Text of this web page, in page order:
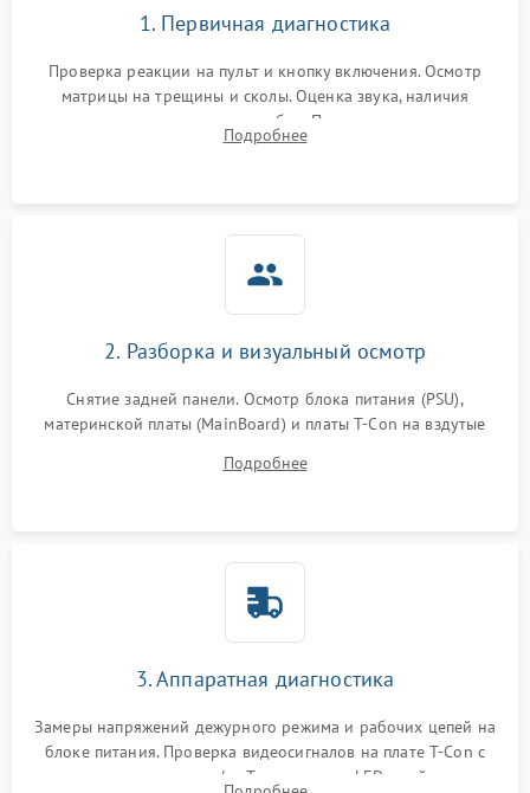
1. Первичная диагностика
Проверка реакции на пульт и кнопку включения. Осмотр
матрицы на трещины и сколы. Оценка звука, наличия
подсветки и индикаторов ошибок. Подключение тестовых
источников сигнала для выявления симптомов поломки.
Подробнее
2. Разборка и визуальный осмотр
Снятие задней панели. Осмотр блока питания (PSU),
материнской платы (MainBoard) и платы T-Con на вздутые
Проверка надежности фиксации и целостности шлейфов.
Подробнее
3. Аппаратная диагностика
Замеры напряжений дежурного режима и рабочих цепей на
блоке питания. Проверка видеосигналов на плате T-Con с
помощью осциллографа. Тестирование LED-драйвера и